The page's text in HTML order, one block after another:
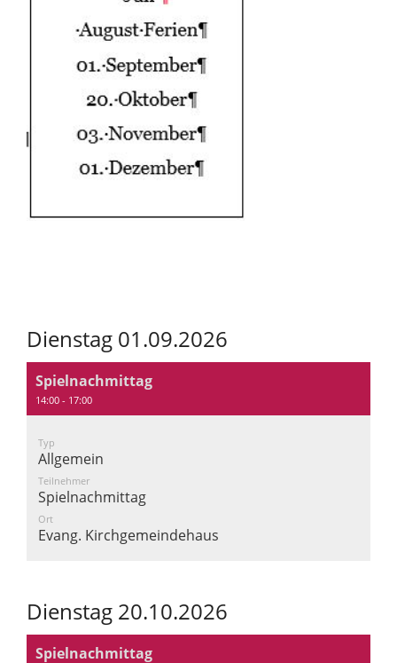
Dienstag 01.09.2026
Spielnachmittag
14:00 - 17:00
Typ
Allgemein
Teilnehmer
Spielnachmittag
Ort
Evang. Kirchgemeindehaus
Dienstag 20.10.2026
Spielnachmittag